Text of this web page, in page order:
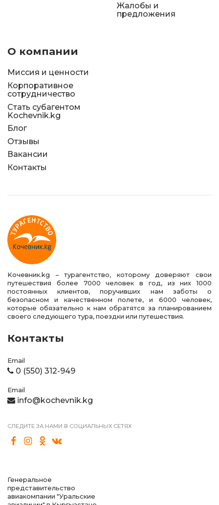
Жалобы и
предложения
О компании
Миссия и ценности
Корпоративное
сотрудничество
Стать субагентом
Kochevnik.kg
Блог
Отзывы
Вакансии
Контакты
Kочевник.kg – турагентство, которому доверяют свои
путешествия более 7000 человек в год, из них 1000
постоянных клиентов, поручивших нам заботы о
безопасном и качественном полете, и 6000 человек,
которые обязательно к нам обратятся за планированием
своего следующего тура, поездки или путешествия.
Контакты
Email
0 (550) 312-949
Email
info@kochevnik.kg
СЛЕДИТЕ ЗА НАМИ В СОЦИАЛЬНЫХ СЕТЯХ
Генеральное
представительство
авиакомпании "Уральские